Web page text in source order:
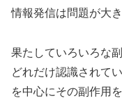
情報発信は問題が大
果たしていろいろな
どれだけ認識されて
を中心にその副作用